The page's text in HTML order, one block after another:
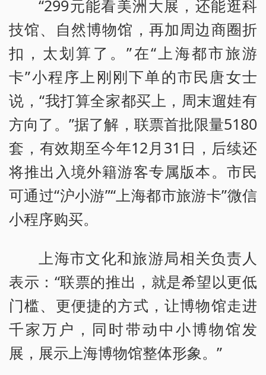
“299元能看美洲大展，还能逛科
技馆、自然博物馆，再加周边商圈折
扣，太划算了。”在“上海都市旅游
卡”小程序上刚刚下单的市民唐女士
说，“我打算全家都买上，周末遛娃有
方向了。”据了解，联票首批限量5180
套，有效期至今年12月31日，后续还
将推出入境外籍游客专属版本。市民
可通过“沪小游”“上海都市旅游卡”微信
小程序购买。
上海市文化和旅游局相关负责人
表示：“联票的推出，就是希望以更低
门槛、更便捷的方式，让博物馆走进
千家万户，同时带动中小博物馆发
展，展示上海博物馆整体形象。”